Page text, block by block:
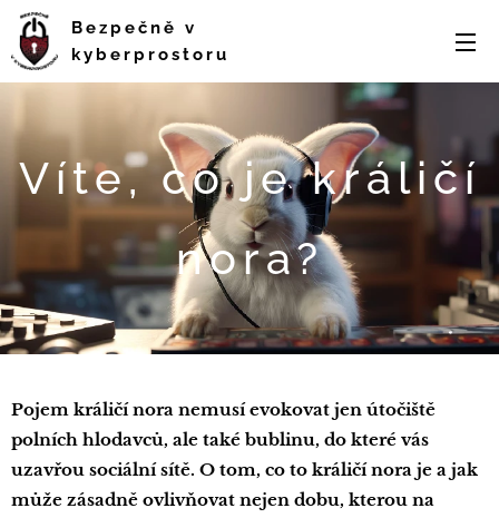
Bezpečně v
kyberprostoru
Víte, co je králičí
nora?
Pojem králičí nora nemusí evokovat jen útočiště
polních hlodavců, ale také bublinu, do které vás
uzavřou sociální sítě. O tom, co to králičí nora je a jak
může zásadně ovlivňovat nejen dobu, kterou na